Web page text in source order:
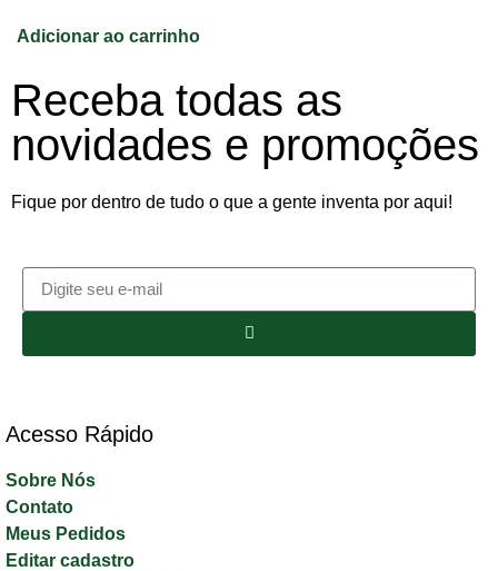
Adicionar ao carrinho
Receba todas as
novidades e promoções
Fique por dentro de tudo o que a gente inventa por aqui!
Acesso Rápido​
Sobre Nós
Contato
Meus Pedidos
Editar cadastro